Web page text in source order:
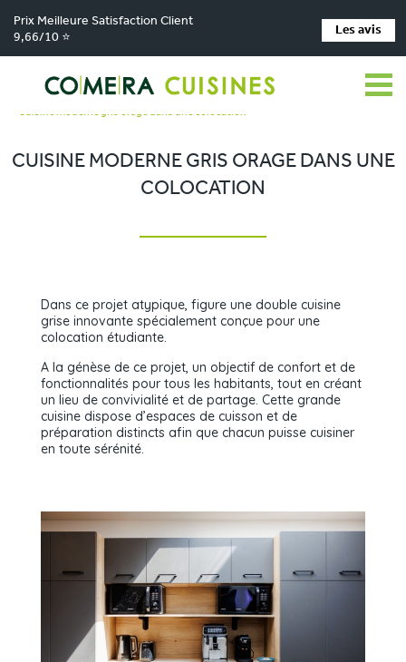
Prix Meilleure Satisfaction Client
9,66/10 ⭐
Les avis
Comera Cuisines > Nos magasins de cuisine >
Cuisiniste Bourgoin-Jallieu (38) > Réalisations >
Cuisine moderne gris orage dans une colocation
CUISINE MODERNE GRIS ORAGE DANS UNE
COLOCATION
Dans ce projet atypique, figure une double cuisine
grise innovante spécialement conçue pour une
colocation étudiante.
A la génèse de ce projet, un objectif de confort et de
fonctionnalités pour tous les habitants, tout en créant
un lieu de convivialité et de partage. Cette grande
cuisine dispose d’espaces de cuisson et de
préparation distincts afin que chacun puisse cuisiner
en toute sérénité.